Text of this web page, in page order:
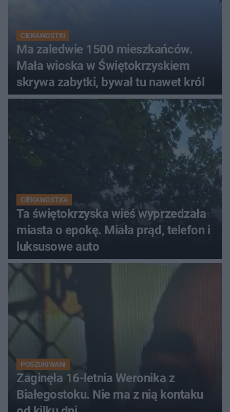
CIEKAWOSTKI
Ma zaledwie 1500 mieszkańców.
Mała wioska w Świętokrzyskiem
skrywa zabytki, bywał tu nawet król
CIEKAWOSTKA
Ta świętokrzyska wieś wyprzedzała
miasta o epokę. Miała prąd, telefon i
luksusowe auto
POSZUKIWANI
Zaginęła 16-letnia Weronika z
Białegostoku. Nie ma z nią kontaku